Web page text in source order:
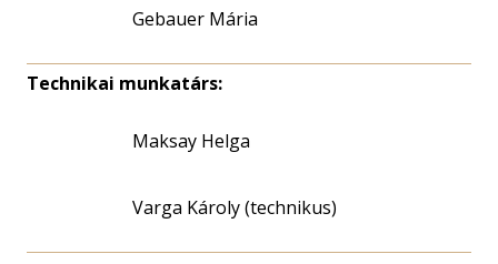
Gebauer Mária
Technikai munkatárs:
Maksay Helga
Varga Károly (technikus)